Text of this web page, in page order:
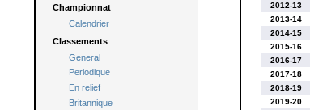
Championnat
Calendrier
Classements
General
Periodique
En relief
Britannique
2012-13
2013-14
2014-15
2015-16
2016-17
2017-18
2018-19
2019-20